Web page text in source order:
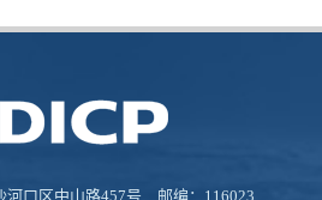
河口区中山路457号 邮编：116023